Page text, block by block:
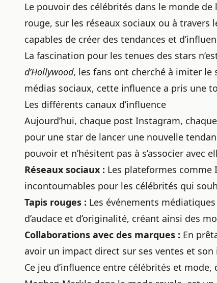
Le pouvoir des célébrités dans le monde
rouge, sur les réseaux sociaux ou à
capables de créer des tendances et
La fascination pour les tenues des stars
d’Hollywood, les fans ont cherché à imiter le
médias sociaux, cette influence a pris une
Les différents canaux d’influence
Aujourd’hui, chaque post Instagram,
pour une star de lancer une nouvelle
pouvoir et n’hésitent pas à s’associer
Réseaux sociaux : Les plateformes comme
incontournables pour les célébrités qui
Tapis rouges : Les événements
d’audace et d’originalité, créant ainsi des
Collaborations avec des marques : En
avoir un impact direct sur ses ventes et son
Ce jeu d’influence entre célébrités et mode,